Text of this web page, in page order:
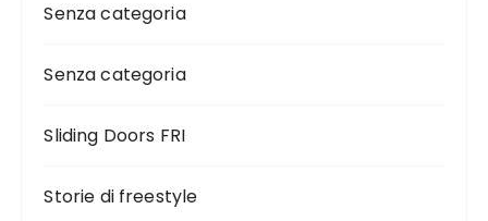
Senza categoria
Senza categoria
Sliding Doors FRI
Storie di freestyle